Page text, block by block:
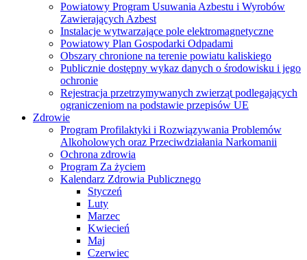
Powiatowy Program Usuwania Azbestu i Wyrobów
Zawierających Azbest
Instalacje wytwarzające pole elektromagnetyczne
Powiatowy Plan Gospodarki Odpadami
Obszary chronione na terenie powiatu kaliskiego
Publicznie dostępny wykaz danych o środowisku i jego
ochronie
Rejestracja przetrzymywanych zwierząt podlegających
ograniczeniom na podstawie przepisów UE
Zdrowie
Program Profilaktyki i Rozwiązywania Problemów
Alkoholowych oraz Przeciwdziałania Narkomanii
Ochrona zdrowia
Program Za życiem
Kalendarz Zdrowia Publicznego
Styczeń
Luty
Marzec
Kwiecień
Maj
Czerwiec